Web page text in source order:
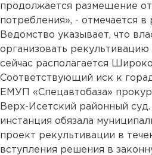
продолжается размещение
потребления», - отмечается
Ведомство указывает, что
организовать
сейчас располагается
Соответствующий иск к
ЕМУП «Спецавтобаза»
Верх-Исетский районный
инстанция обязала
проект рекультивации в
вступления решения в